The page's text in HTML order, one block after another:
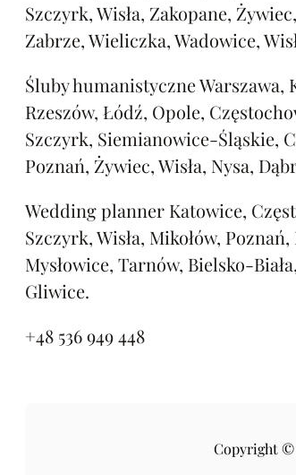
Szczyrk, Wisła, Zakopane,
Zabrze, Wieliczka, Wadowice,
Śluby humanistyczne Warszawa,
Rzeszów, Łódź, Opole,
Szczyrk, Siemianowice-Śląskie,
Poznań, Żywiec, Wisła, Nysa,
Wedding planner Katowice,
Szczyrk, Wisła, Mikołów,
Mysłowice, Tarnów, Bielsko-
Gliwice.
+48 536 949 448
Copyright ©